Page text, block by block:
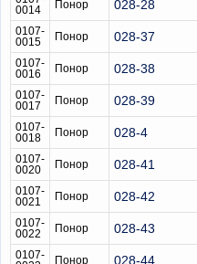
0014
Понор 028-28
0107-
0015
Понор 028-37
0107-
0016
Понор 028-38
0107-
0017
Понор 028-39
0107-
0018
Понор 028-4
0107-
0020
Понор 028-41
0107-
0021
Понор 028-42
0107-
0022
Понор 028-43
0107-
Понор 028-44